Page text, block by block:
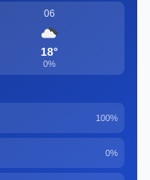
06
18°
0%
100%
0%